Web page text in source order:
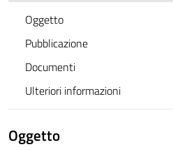
Oggetto
Pubblicazione
Documenti
Ulteriori informazioni
Oggetto